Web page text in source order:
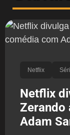
Netflix
Netflix
Zerando
Adam